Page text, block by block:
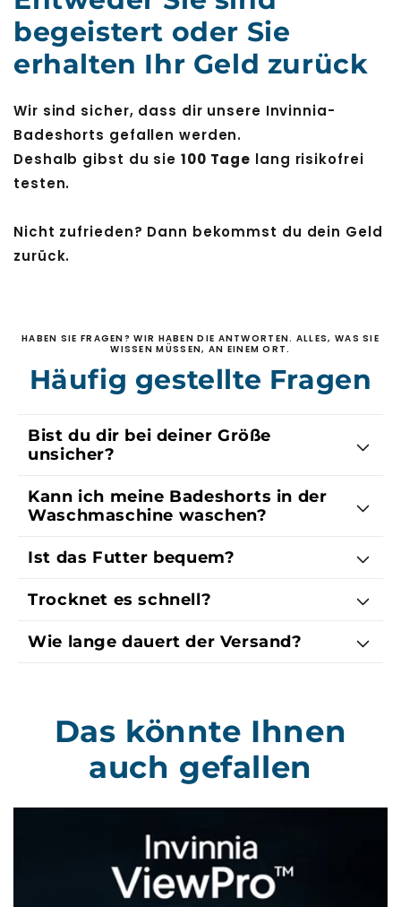
begeistert oder Sie
erhalten Ihr Geld zurück
Wir sind sicher, dass dir unsere Invinnia-
Badeshorts gefallen werden.
Deshalb gibst du sie 100 Tage lang risikofrei
testen.
Nicht zufrieden? Dann bekommst du dein Geld
zurück.
HABEN SIE FRAGEN? WIR HABEN DIE ANTWORTEN. ALLES, WAS SIE
WISSEN MÜSSEN, AN EINEM ORT.
Häufig gestellte Fragen
Bist du dir bei deiner Größe
unsicher?
Kann ich meine Badeshorts in der
Waschmaschine waschen?
Ist das Futter bequem?
Trocknet es schnell?
Wie lange dauert der Versand?
Das könnte Ihnen
auch gefallen